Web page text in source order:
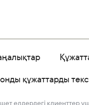
құжаттарды
елдердегі клиенттер